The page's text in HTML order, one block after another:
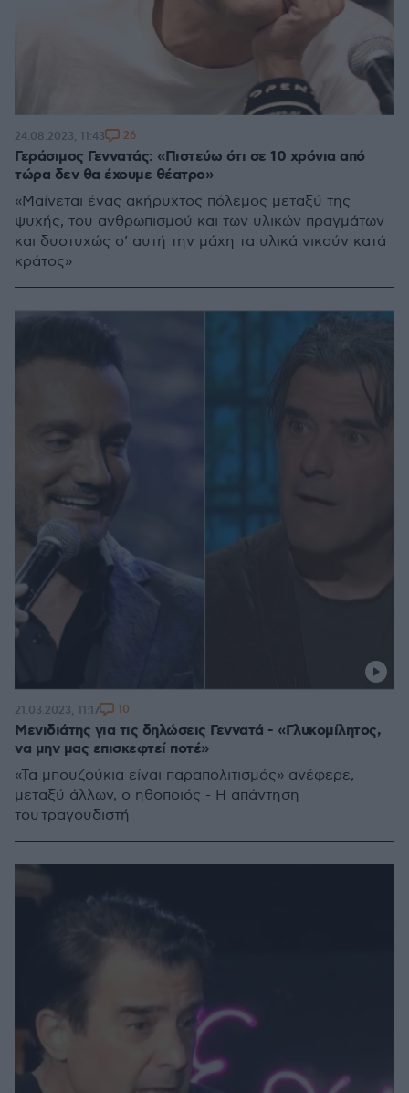
Γεράσιμος Γεννατάς: «Πιστεύω ότι σε 10 χρόνια από
τώρα δεν θα έχουμε θέατρο»
«Μαίνεται ένας ακήρυχτος πόλεμος μεταξύ της
ψυχής, του ανθρωπισμού και των υλικών πραγμάτων
και δυστυχώς σ’ αυτή την μάχη τα υλικά νικούν κατά
κράτος»
24.08.2023, 11:43 26
Μενιδιάτης για τις δηλώσεις Γεννατά - «Γλυκομίλητος,
να μην μας επισκεφτεί ποτέ»
«Τα μπουζούκια είναι παραπολιτισμός» ανέφερε,
μεταξύ άλλων, ο ηθοποιός - Η απάντηση
του τραγουδιστή
21.03.2023, 11:17 10